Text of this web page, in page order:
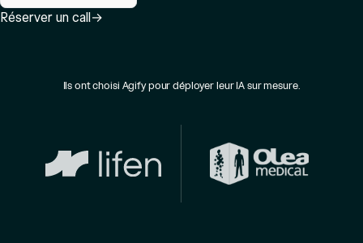
Réserver un call→
Ils ont choisi Agify pour déployer leur IA sur mesure.